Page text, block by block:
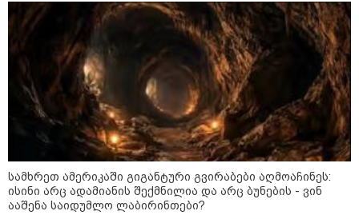
შსს - პოლიციამ თბილისში
კურიერზე ჯგუფურად ძალადობის
ბრალდებით 3 პირი, მათ შორის 2
არასრულწლოვანი დააკავა -
კიდევ 2 პირის დაკავების მიზნით
კი შესაბამისი ღონისძიებები
ტარდება
სებ - აშშ-ის სახაზინო
დეპარტამენტის მიერ
სანქცირებული პირი არ
წარმოადგენს საქართველოს
ეროვნული ბანკის რეგულირებულ
სუბიექტს
სამხრეთ ამერიკაში გიგანტური გვირაბები აღმოაჩინეს:
ისინი არც ადამიანის შექმნილია და არც ბუნების - ვინ
ააშენა საიდუმლო ლაბირინთები?